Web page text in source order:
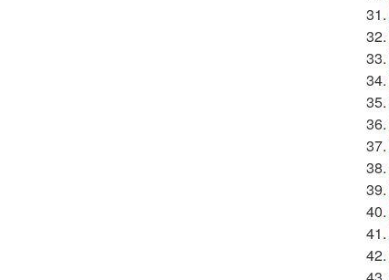
31.
32.
33.
34.
35.
36.
37.
38.
39.
40.
41.
42.